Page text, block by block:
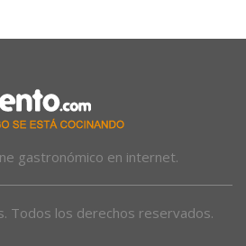
gastronómico en internet.
Todos los derechos reservados.